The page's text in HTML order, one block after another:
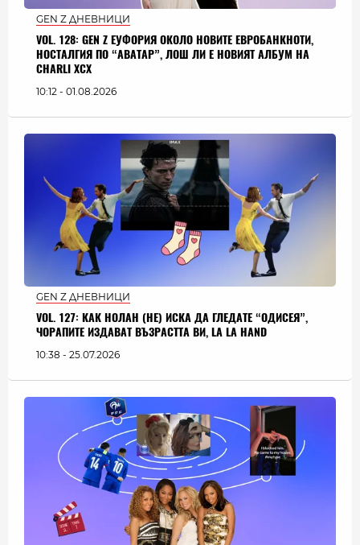
GEN Z ДНЕВНИЦИ
VOL. 128: GEN Z ЕУФОРИЯ ОКОЛО НОВИТЕ ЕВРОБАНКНОТИ,
НОСТАЛГИЯ ПО “АВАТАР”, ЛОШ ЛИ Е НОВИЯТ АЛБУМ НА
CHARLI XCX
10:12 - 01.08.2026
GEN Z ДНЕВНИЦИ
VOL. 127: КАК НОЛАН (НЕ) ИСКА ДА ГЛЕДАТЕ “ОДИСЕЯ”,
ЧОРАПИТЕ ИЗДАВАТ ВЪЗРАСТТА ВИ, LA LA HAND
10:38 - 25.07.2026